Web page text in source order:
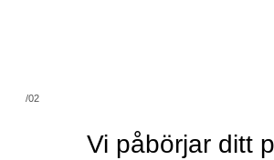
/02
Vi påbörjar ditt